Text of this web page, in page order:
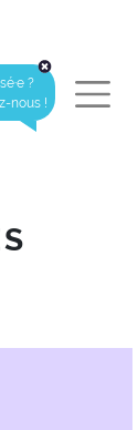
?
nous !